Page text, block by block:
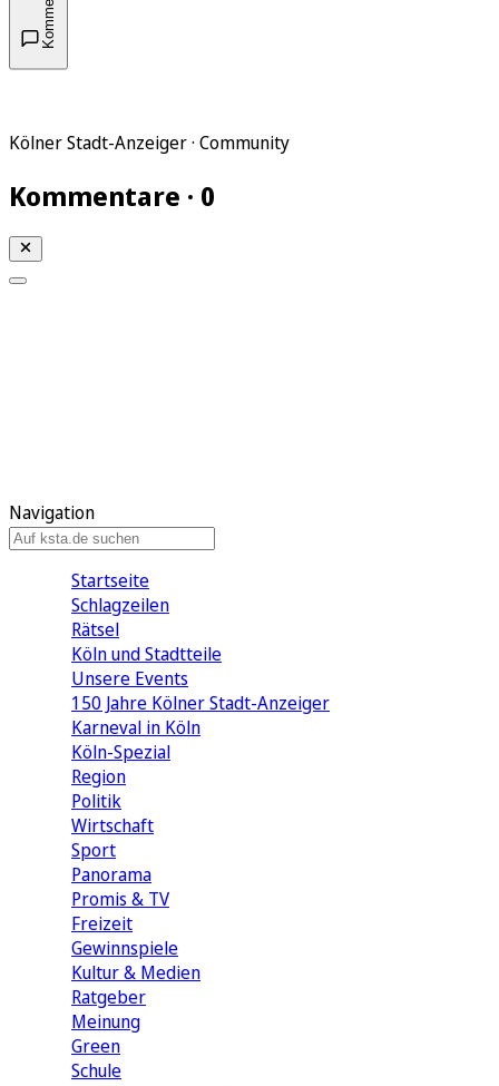
Kölner Stadt-Anzeiger · Community
Kommentare · 0
Navigation
Startseite
Schlagzeilen
Rätsel
Köln und Stadtteile
Unsere Events
150 Jahre Kölner Stadt-Anzeiger
Karneval in Köln
Köln-Spezial
Region
Politik
Wirtschaft
Sport
Panorama
Promis & TV
Freizeit
Gewinnspiele
Kultur & Medien
Ratgeber
Meinung
Green
Schule